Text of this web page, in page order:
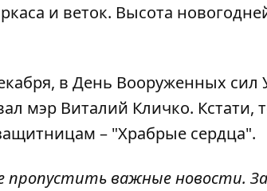
и веток. Высота
в День Вооруженных сил
мэр Виталий Кличко. Кстати,
– "Храбрые сердца".
пропустить важные новости.